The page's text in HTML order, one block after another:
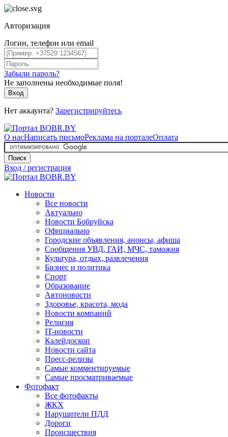
Авторизация
Логин, телефон или email
Забыли пароль?
Не заполнены необходимые поля!
Вход
Нет аккаунта? Зарегистрируйтесь
О насНаписать письмоРеклама на порталеОплата
Поиск
Вход / регистрация
Новости
Все новости
Актуально
Новости Бобруйска
Официально
Городские объявления, анонсы, афиша
Сообщения УВД, ГАИ, МЧС, таможня
Культура, отдых, развлечения
Бизнес и политика
Спорт
Образование
Автоновости
Здоровье, красота, мода
Новости компаний
Религия
IT-новости
Калейдоскоп
Новости сайта
Пресс-релизы
Самые комментируемые
Самые просматриваемые
Фотофакт
Все фотофакты
ЖКХ
Нарушители ПДД
Дороги
Происшествия